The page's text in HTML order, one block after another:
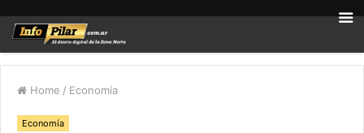
Home / Economía
Economía